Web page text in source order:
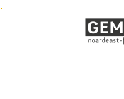
Ga naar de inhoud van
Ga naar het zoeken
Ga naar het menu